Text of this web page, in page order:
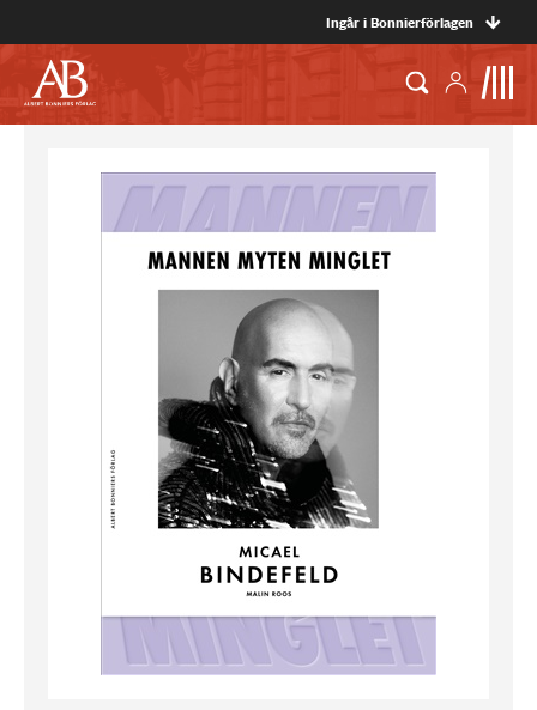
Ingår i Bonnierförlagen